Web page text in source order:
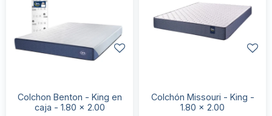
Colchon Benton - King en
caja - 1.80 x 2.00
Colchón Missouri - King -
1.80 x 2.00